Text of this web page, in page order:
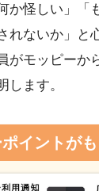
か怪しい」「
れないか」と
がモッピーか
します。
イントが